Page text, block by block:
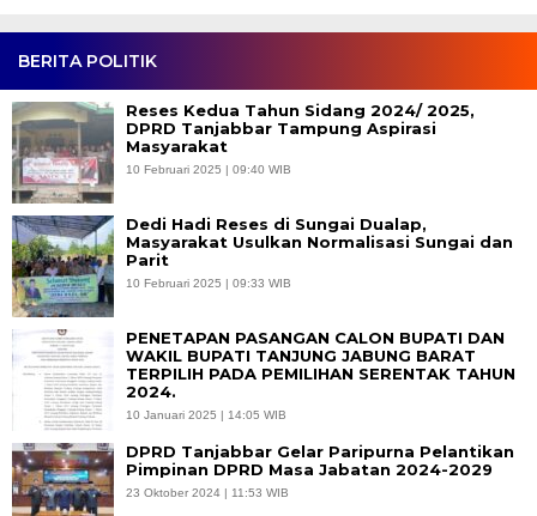
BERITA POLITIK
Reses Kedua Tahun Sidang 2024/ 2025,
DPRD Tanjabbar Tampung Aspirasi
Masyarakat
10 Februari 2025 | 09:40 WIB
Dedi Hadi Reses di Sungai Dualap,
Masyarakat Usulkan Normalisasi Sungai dan
Parit
10 Februari 2025 | 09:33 WIB
PENETAPAN PASANGAN CALON BUPATI DAN
WAKIL BUPATI TANJUNG JABUNG BARAT
TERPILIH PADA PEMILIHAN SERENTAK TAHUN
2024.
10 Januari 2025 | 14:05 WIB
DPRD Tanjabbar Gelar Paripurna Pelantikan
Pimpinan DPRD Masa Jabatan 2024-2029
23 Oktober 2024 | 11:53 WIB